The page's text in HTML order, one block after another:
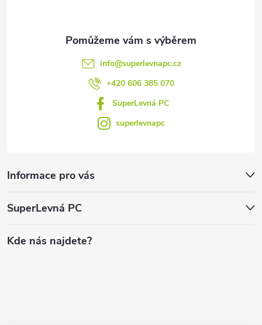
info@superlevnapc.cz
+420 606 385 070
SuperLevná PC
superlevnapc
Informace pro vás
SuperLevná PC
Kde nás najdete?